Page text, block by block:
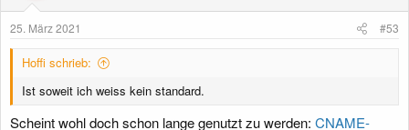
25. März 2021 #53
Hoffi schrieb:
Ist soweit ich weiss kein standard.
Scheint wohl doch schon lange genutzt zu werden: CNAME-